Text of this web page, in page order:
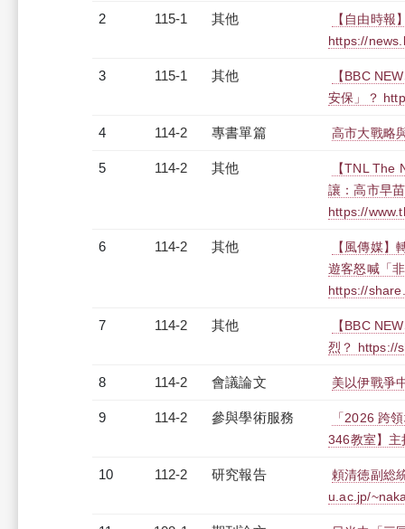
2 115-1 其他
【自由時
https://
3 115-1 其他
【BBC
安保」？
4 114-2 專書單篇 高市大戰略
5 114-2 其他
【TNL
讓：高市早
https://
6 114-2 其他
【風傳媒
遊客怒喊「
https://
7 114-2 其他
【BBC
烈？ https://
8 114-2 會議論文 美以伊戰爭
9 114-2 參與學術服務
「2026 跨
346教室】主
10 112-2 研究報告
頼清徳副総
u.ac.jp/